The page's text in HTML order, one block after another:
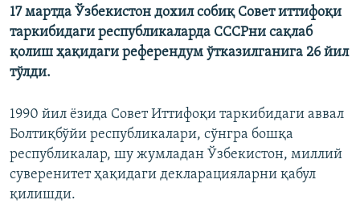
17 мартда Ўзбекистон дохил собиқ Совет иттифоқи
таркибидаги республикаларда СССРни сақлаб
қолиш ҳақидаги референдум ўтказилганига 26 йил
тўлди.
1990 йил ёзида Совет Иттифоқи таркибидаги аввал
Болтиқбўйи республикалари, сўнгра бошқа
республикалар, шу жумладан Ўзбекистон, миллий
суверенитет ҳақидаги декларацияларни қабул
қилишди.